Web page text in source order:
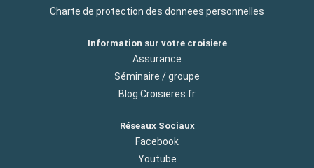
Charte de protection des donnees personnelles
Information sur votre croisiere
Assurance
Séminaire / groupe
Blog Croisieres.fr
Réseaux Sociaux
Facebook
Youtube